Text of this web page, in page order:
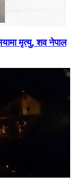
मृत्यु, शव नेपाल